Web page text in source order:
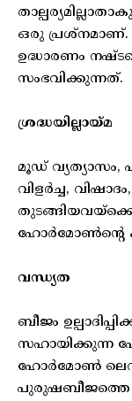
ഒരു പ്രശ്നമാണ്.
ഉദ്ധാരണം
സംഭവിക്കുന്നത്.
ശ്രദ്ധയില്ലായ്മ
മൂഡ് വ്യത്യാസം,
വിളർച്ച,
ഹോർമോൺന്റെ
വന്ധ്യത
ബീജം
സഹായിക്കുന്ന
ഹോർമോൺ
പുരുഷബീജത്തെ